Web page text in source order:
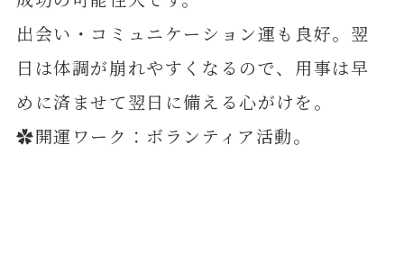
出会い・コミュニケーション運も良好。翌
日は体調が崩れやすくなるので、用事は早
めに済ませて翌日に備える心がけを。
✿開運ワーク：ボランティア活動。